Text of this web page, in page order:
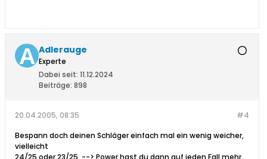
Adlerauge
Experte
Dabei seit: 11.12.2024
Beiträge: 898
#4
20.04.2005, 08:35
Bespann doch deinen Schläger einfach mal ein wenig weicher,
vielleicht